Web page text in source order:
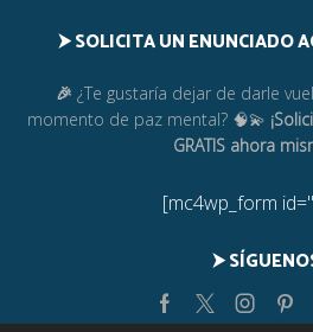
⮞ SOLICITA UN ENUNCIADO
🎉 ¿Te gustaría dejar de darle
momento de paz mental? 🧠💫
GRATIS ahora
[mc4wp_form
⮞
Facebook
Twitter